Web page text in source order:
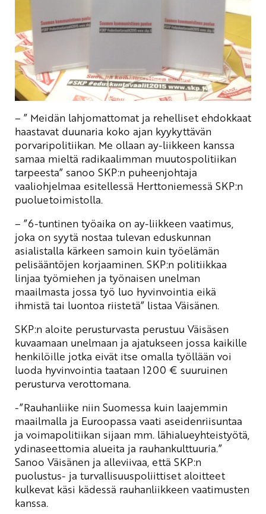
– ” Meidän lahjomattomat ja rehelliset ehdokkaat
haastavat duunaria koko ajan kyykyttävän
porvaripolitiikan. Me ollaan ay-liikkeen kanssa
samaa mieltä radikaalimman muutospolitiikan
tarpeesta” sanoo SKP:n puheenjohtaja
vaaliohjelmaa esitellessä Herttoniemessä SKP:n
puoluetoimistolla.
– ”6-tuntinen työaika on ay-liikkeen vaatimus,
joka on syytä nostaa tulevan eduskunnan
asialistalla kärkeen samoin kuin työelämän
pelisääntöjen korjaaminen. SKP:n politiikkaa
linjaa työmiehen ja työnaisen unelman
maailmasta jossa työ luo hyvinvointia eikä
ihmistä tai luontoa riistetä” listaa Väisänen.
SKP:n aloite perusturvasta perustuu Väisäsen
kuvaamaan unelmaan ja ajatukseen jossa kaikille
henkilöille jotka eivät itse omalla työllään voi
luoda hyvinvointia taataan 1200 € suuruinen
perusturva verottomana.
-”Rauhanliike niin Suomessa kuin laajemmin
maailmalla ja Euroopassa vaati aseidenriisuntaa
ja voimapolitiikan sijaan mm. lähialueyhteistyötä,
ydinaseettomia alueita ja rauhankulttuuria.”
Sanoo Väisänen ja alleviivaa, että SKP:n
puolustus- ja turvallisuuspoliittiset aloitteet
kulkevat käsi kädessä rauhanliikkeen vaatimusten
kanssa.